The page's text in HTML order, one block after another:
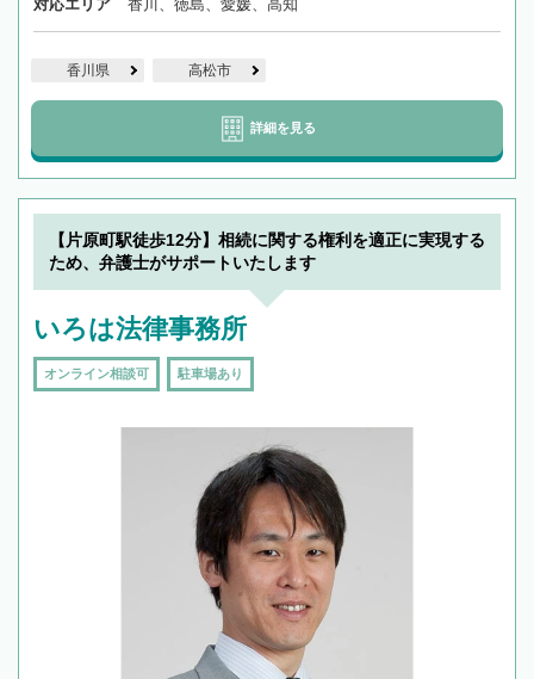
対応エリア 香川、徳島、愛媛、高知
香川県 高松市
詳細を見る
【片原町駅徒歩12分】相続に関する権利を適正に実現する
ため、弁護士がサポートいたします
いろは法律事務所
オンライン相談可 駐車場あり